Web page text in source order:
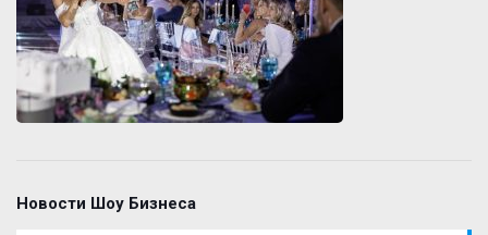
Новости Шоу Бизнеса